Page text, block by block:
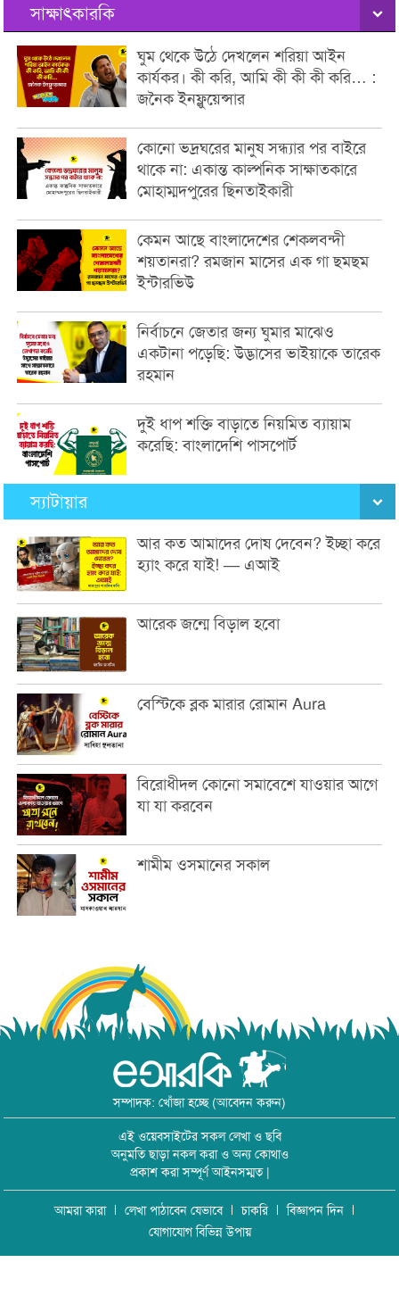
সাক্ষাৎকারকি
ঘুম থেকে উঠে দেখলেন শরিয়া আইন
কার্যকর। কী করি, আমি কী কী কী করি… :
জনৈক ইনফ্লুয়েন্সার
কোনো ভদ্রঘরের মানুষ সন্ধ্যার পর বাইরে
থাকে না: একান্ত কাল্পনিক সাক্ষাতকারে
মোহাম্মদপুরের ছিনতাইকারী
কেমন আছে বাংলাদেশের শেকলবন্দী
শয়তানরা? রমজান মাসের এক গা ছমছম
ইন্টারভিউ
নির্বাচনে জেতার জন্য ঘুমার মাঝেও
একটানা পড়েছি: উদ্ভাসের ভাইয়াকে তারেক
রহমান
দুই ধাপ শক্তি বাড়াতে নিয়মিত ব্যায়াম
করেছি: বাংলাদেশি পাসপোর্ট
স্যাটায়ার
আর কত আমাদের দোষ দেবেন? ইচ্ছা করে
হ্যাং করে যাই! — এআই
আরেক জন্মে বিড়াল হবো
বেস্টিকে ব্লক মারার রোমান Aura
বিরোধীদল কোনো সমাবেশে যাওয়ার আগে
যা যা করবেন
শামীম ওসমানের সকাল
সম্পাদক: খোঁজা হচ্ছে (আবেদন করুন)
এই ওয়েবসাইটের সকল লেখা ও ছবি
অনুমতি ছাড়া নকল করা ও অন্য কোথাও
প্রকাশ করা সম্পূর্ণ আইনসম্মত |
আমরা কারা লেখা পাঠাবেন যেভাবে চাকরি
বিজ্ঞাপন দিন
যোগাযোগ বিভিন্ন উপায়